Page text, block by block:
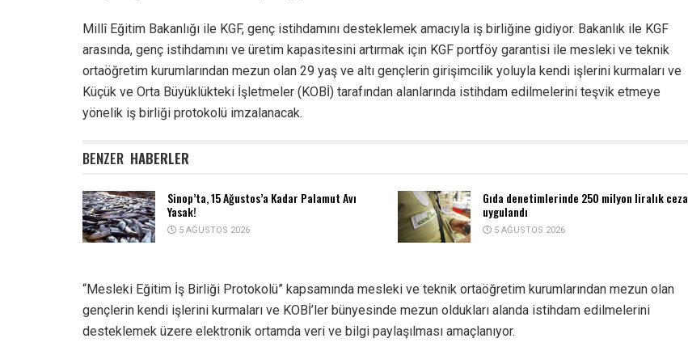
Millî Eğitim Bakanlığı ile KGF, genç istihdamını desteklemek amacıyla iş birliğine gidiyor. Bakanlık ile KGF
arasında, genç istihdamını ve üretim kapasitesini artırmak için KGF portföy garantisi ile mesleki ve teknik
ortaöğretim kurumlarından mezun olan 29 yaş ve altı gençlerin girişimcilik yoluyla kendi işlerini kurmaları ve
Küçük ve Orta Büyüklükteki İşletmeler (KOBİ) tarafından alanlarında istihdam edilmelerini teşvik etmeye
yönelik iş birliği protokolü imzalanacak.
BENZER HABERLER
Sinop’ta, 15 Ağustos’a Kadar Palamut Avı
Yasak!
5 AĞUSTOS 2026
Gıda denetimlerinde 250 milyon liralık ceza
uygulandı
5 AĞUSTOS 2026
“Mesleki Eğitim İş Birliği Protokolü” kapsamında mesleki ve teknik ortaöğretim kurumlarından mezun olan
gençlerin kendi işlerini kurmaları ve KOBİ’ler bünyesinde mezun oldukları alanda istihdam edilmelerini
desteklemek üzere elektronik ortamda veri ve bilgi paylaşılması amaçlanıyor.